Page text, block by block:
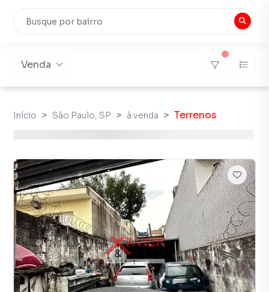
Venda
Início São Paulo, SP à venda Terrenos